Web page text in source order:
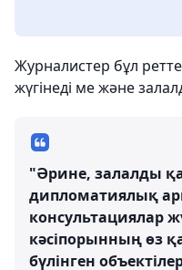
Журналистер бұл
жүгінеді ме және
"Әрине, залалды
дипломатиялық
консультациялар
кәсіпорынның өз
бүлінген